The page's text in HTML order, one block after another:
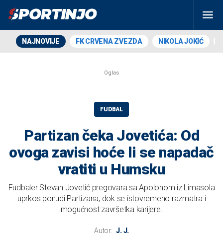
NAJNOVIJE FK CRVENA ZVEZDA NIKOLA JOKIĆ
FUDBAL
Partizan čeka Jovetića: Od
ovoga zavisi hoće li se napadač
vratiti u Humsku
Fudbaler Stevan Jovetić pregovara sa Apolonom iz Limasola
uprkos ponudi Partizana, dok se istovremeno razmatra i
mogućnost završetka karijere.
Autor: J. J.